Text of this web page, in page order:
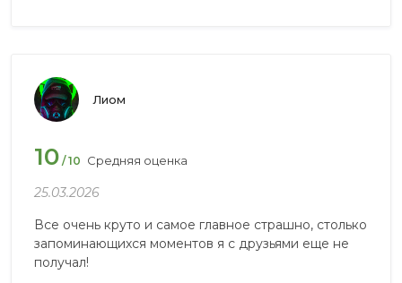
Лиом
10 / 10 Средняя оценка
25.03.2026
Все очень круто и самое главное страшно, столько
запоминающихся моментов я с друзьями еще не
получал!